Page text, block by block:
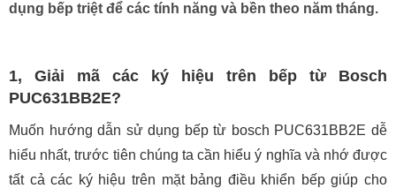
dụng bếp triệt để các tính năng và bền theo năm tháng.
1, Giải mã các ký hiệu trên bếp từ Bosch
PUC631BB2E?
Muốn hướng dẫn sử dụng bếp từ bosch PUC631BB2E dễ
hiểu nhất, trước tiên chúng ta cần hiểu ý nghĩa và nhớ được
tất cả các ký hiệu trên mặt bảng điều khiển bếp giúp cho